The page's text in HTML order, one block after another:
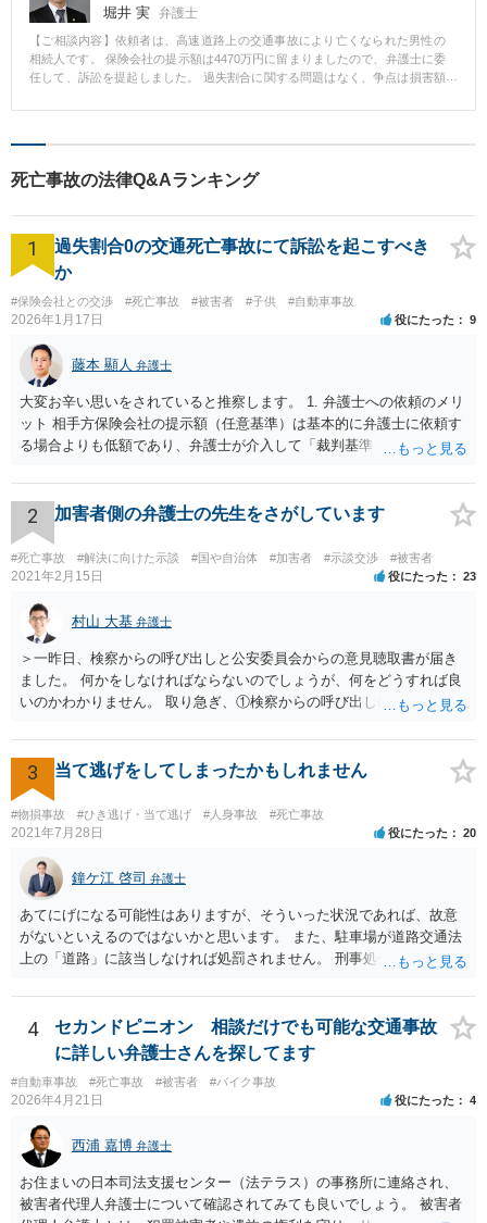
同乗」を指摘され、好意同乗による減額の主張(10％減額)をされました。 こ
の段階で、当事務所に相談がありました。 【弁護士の対応】 弁護士は、加害
者の起こしてきた調停につきあう必要はないと判断して、調停を「不調」と
いう手続きにて終了させました。 そのうえで、被害者から裁判を起こしまし
た。 また、当事務所は搭乗者保険の請求を行いました。 裁判で、加害者は好
乗者保険に関しても、死亡事故のため満額の１０００万円が支給されまし
た。 【コメント】 経験のある弁護士の判断で、調停という手続きを早期に終
裁判をおこなうべき事案と裁判をおこなっては不利になる事案とがありま
す。その点、経験のある弁護士は、将来の見とおしが的確です。 今回のケー
スのように、裁判をおこなうべき事案については、早期に裁判に持ち込むこ
とで、事件を早期に解決できることもあります。その意味で、豊富な実績と
経験のある弁護士に依頼することを強くおすすめします。
堀井 実 弁護士
【ご相談内容】依頼者は、高速道路上の交通事故により亡くなられた男性の
相続人です。 保険会社の提示額は4470万円に留まりましたので、弁護士に委
任して、訴訟を提起しました。 過失割合に関する問題はなく、争点は損害額
せない継続雇用されるべき人材であったこと等を丁寧に立証した結果、裁判
死亡事故の法律Q&Aランキング
1
過失割合0の交通死亡事故にて訴訟を起こすべき
か
#保険会社との交渉 #死亡事故 #被害者 #子供 #自動車事故
2026年1月17日 役にたった 9
藤本 顯人 弁護士
大変お辛い思いをされていると推察します。 1. 弁護士への依頼のメリ
ット 相手方保険会社の提示額（任意基準）は基本的に弁護士に依頼す
る場合よりも低額であり、弁護士が介入して「裁判基準（弁護士基
いです。 2. 訴訟と示談交渉のメリット・デメリット 判決（訴訟）: 勝
訴判決まで至れば、本来の賠償額に加え「遅延損害金（事故時から発
生）」と「弁護士費用相当額（認容額の約1割）」が加算されます。
訴訟上の和解: 訴訟を起こしても、判決前に裁判所での「和解」で終わ
るケースが多いです。 この場合、遅延損害金や弁護士費用はカットさ
あります。 3. 逸失利益（将来の収入）の計算 未就学女児の場合、賃
金センサスの「男女全年齢平均賃金」などを用いて計算することが多
いです。 一般的に「大卒（22歳就労）」前提で計算した方が、「高卒
（18歳就労）」よりも総額が高くなる傾向にあります。 なお、それが
認められるかはご両親の学歴や教育方針や実際の教育状況がどうだっ
せん。 ご質問者様が「長期化しても戦いたい」という強い意志をお持
ちで、かつ、賠償額の最大化（遅延損害金等の獲得）を目指すのであ
れば、示談交渉では妥結せず、提訴（訴訟）を前提に進めるのが最適
解です。 どのような方向性を目指すのかメリットデメリットを検討す
るためにも、相談時には弁護士にその意向を伝え、疑問を解消した方
が良いです。 その上で委任契約を結んだ方が良いです。 なお、弁護士
費用特約に加入されている場合には、相談料10万円、報酬300万円まで
は賄われることが多いので、保険の加入状況もご確認した方が良いで
す。 併せて、交通事故の刑事事件についても被害者参加制度といって
加害者の処分を決める裁判において意見を述べる機会もあります。 ご
2 加害者側の弁護士の先生をさがしています
#死亡事故 #解決に向けた示談 #国や自治体 #加害者 #示談交渉 #被害者
2021年2月15日 役にたった 23
村山 大基 弁護士
＞一昨日、検察からの呼び出しと公安委員会からの意見聴取書が届き
ました。 何かをしなければならないのでしょうが、何をどうすれば良
いのかわかりません。 取り急ぎ、①検察からの呼び出しにはきちんと
いいと思います。 ＞示談と刑事の両方を相談できる弁護士の先生をさ
がしております。 ネットでさがすとあまりの多さに戸惑っておりま
す。 どの方にお願いしても同じなのでしょうか。 話してみた感じや説
明など、いろいろ考慮して判断することになります。 書類が届いたば
かりで不安でしょうから、どこかしら相談に行ってみると良いと思い
ます。 複数の弁護士に相談されて決められるケースもありますし、は
じめに相談したところで依頼しなければならないわけではありませ
ん。
3 当て逃げをしてしまったかもしれません
#物損事故 #ひき逃げ・当て逃げ #人身事故 #死亡事故
2021年7月28日 役にたった 20
鐘ケ江 啓司 弁護士
あてにげになる可能性はありますが、そういった状況であれば、故意
がないといえるのではないかと思います。 また、駐車場が道路交通法
上の「道路」に該当しなければ処罰されません。 刑事処分がなされる
るその他の場所）」にあたるかが重要です。 駐車場が「道路」にあた
るかは難しい問題で、私が経験した事例でも、コインパーキングで警
察官は「道路」と判断して道路交通法違反で立件したものの、検察官
は「道路」にあたらないとして不起訴処分にしたものがあります（検
察官に意見書を出しました）。コンビニやスーパーの駐車場では「道
路」とした裁判例もあります。 「一般交通の用に供するその他の場
所」とは、道路法に規定する道路及び道路運送法に規定する自動車道
以外で不特定の人や車が自由に通行することができる場所をいうとさ
れています。 この判断にあたっては、「道路の体裁の有無」、「客
観性・継続性・反復性の有無」、「公開性の有無」及び「道路性の有
無」を検討するのが一般的です（道路交通執務研究会編著『執務資料
4
セカンドピニオン 相談だけでも可能な交通事故
に詳しい弁護士さんを探してます
#自動車事故 #死亡事故 #被害者 #バイク事故
2026年4月21日 役にたった 4
西浦 嘉博 弁護士
お住まいの日本司法支援センター（法テラス）の事務所に連絡され、
被害者代理人弁護士について確認されてみても良いでしょう。 被害者